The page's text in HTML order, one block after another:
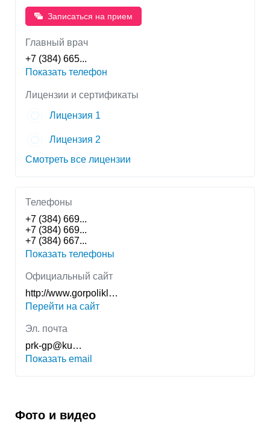
Записаться на прием
Главный врач
+7 (384) 665...
Показать телефон
Лицензии и сертификаты
Лицензия 1
Лицензия 2
Смотреть все лицензии
Телефоны
+7 (384) 669...
+7 (384) 669...
+7 (384) 667...
Показать телефоны
Официальный сайт
http://www.gorpolikl…
Перейти на сайт
Эл. почта
prk-gp@ku…
Показать email
Фото и видео